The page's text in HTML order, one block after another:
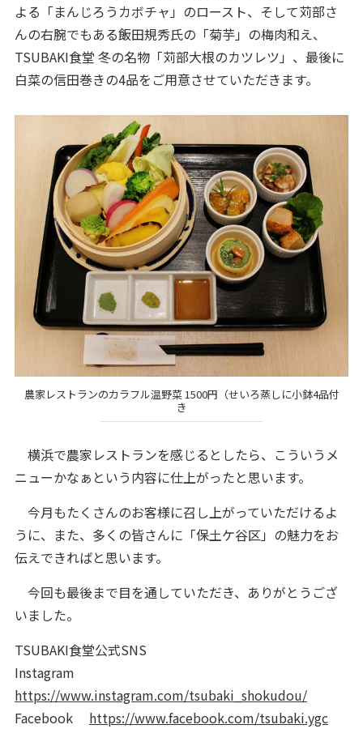
よる「まんじろうカボチャ」のロースト、そして苅部さ
んの右腕でもある飯田規秀氏の「菊芋」の梅肉和え、
TSUBAKI食堂 冬の名物「苅部大根のカツレツ」、最後に
白菜の信田巻きの4品をご用意させていただきます。
農家レストランのカラフル温野菜 1500円（せいろ蒸しに小鉢4品付
き
横浜で農家レストランを感じるとしたら、こういうメ
ニューかなぁという内容に仕上がったと思います。
今月もたくさんのお客様に召し上がっていただけるよ
うに、また、多くの皆さんに「保土ケ谷区」の魅力をお
伝えできればと思います。
今回も最後まで目を通していただき、ありがとうござ
いました。
TSUBAKI食堂公式SNS
Instagram
https://www.instagram.com/tsubaki_shokudou/
Facebook https://www.facebook.com/tsubaki.ygc